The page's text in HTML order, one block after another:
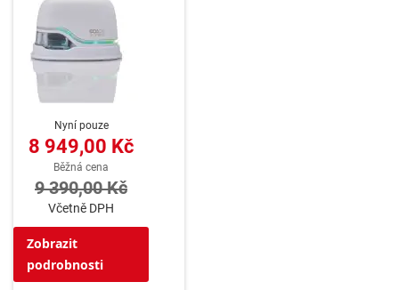
Nyní pouze
8 949,00 Kč
Běžná cena
9 390,00 Kč
Včetně DPH
Zobrazit
podrobnosti